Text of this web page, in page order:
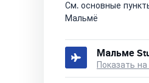
См. основные
Мальмё
Мальме
Показать на